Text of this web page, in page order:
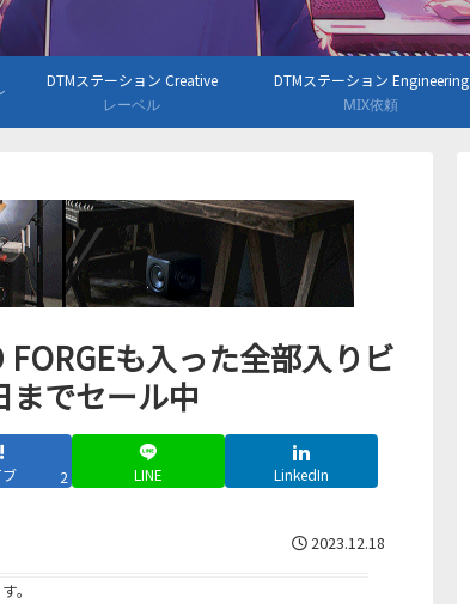
DTMステーション Creative
レーベル
DTMステーション Engineering
MIX依頼
も入った全部入りビ
までセール中
2 LINE LinkedIn
2023.12.18
。